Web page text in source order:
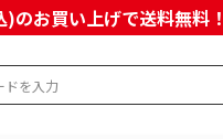
お買い上げで送料無料